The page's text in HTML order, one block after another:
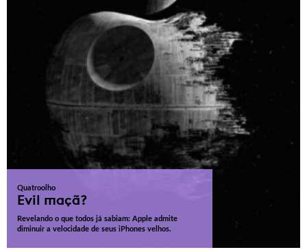
Quatroolho
Evil maçã?
Revelando o que todos já sabiam: Apple admite
diminuir a velocidade de seus iPhones velhos.